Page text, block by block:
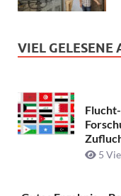
VIEL GELESENE
5